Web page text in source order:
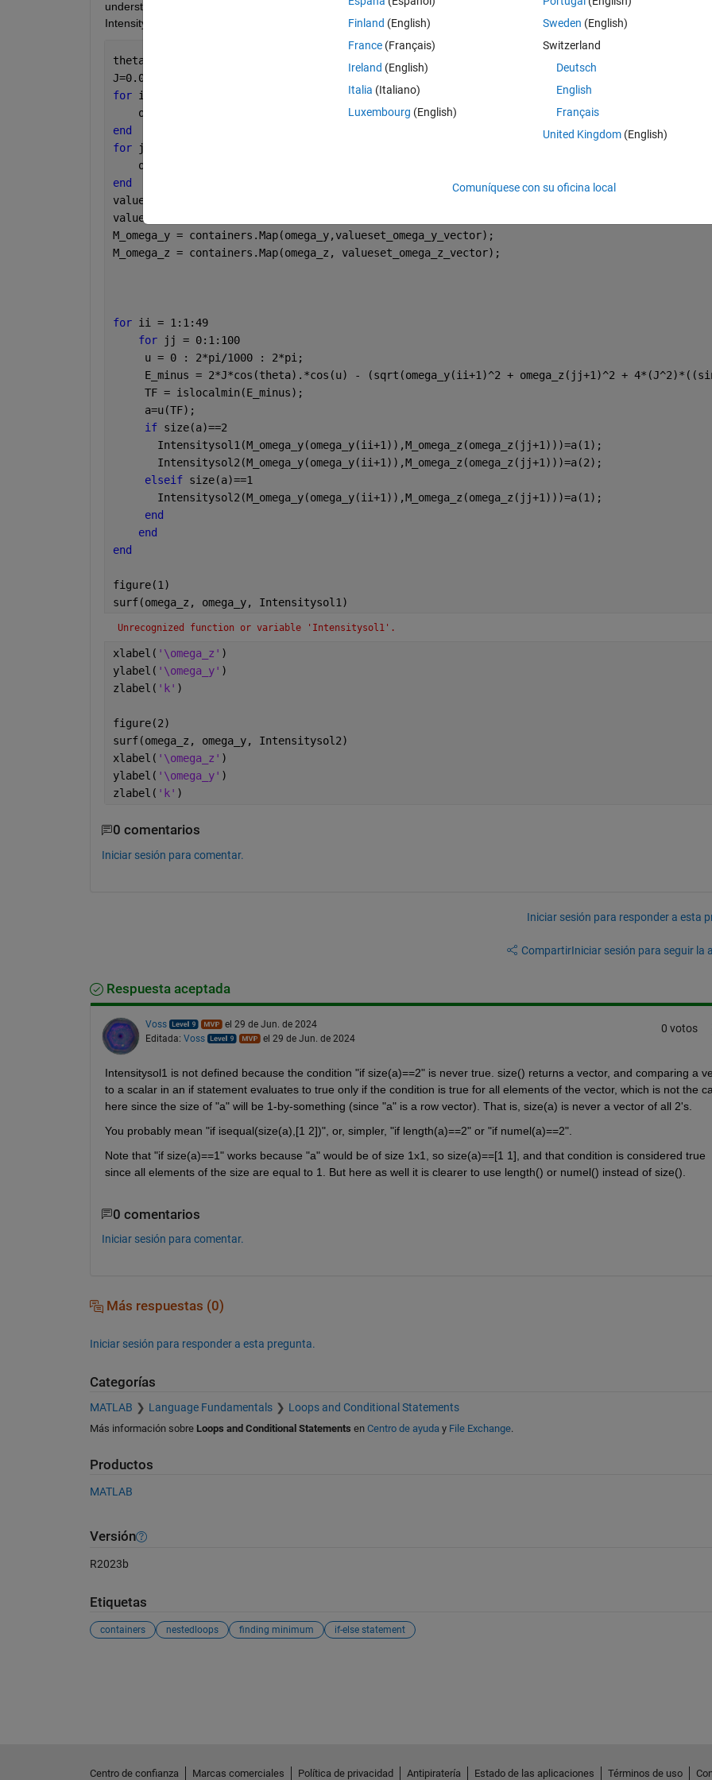
understand why the error Unrecognized function or variable 'Intensitysol1' appears, while there is no problem for
Intensitysol2. How should I fix it?
theta=0.65;
J=0.08;
for ii = 0:1:49;
    omega_y(ii+1) = 0 + (0.15/100)*(ii);
end
for
jj = 0:1:100;
    omega_z(jj+1) = 0 -(0.15/100)*(jj);
end
valueset_omega_y_vector = 1:1:(length(omega_y));
valueset_omega_z_vector= 1:1:(length(omega_z));
M_omega_y = containers.Map(omega_y,valueset_omega_y_vector);
M_omega_z = containers.Map(omega_z, valueset_omega_z_vector);
for ii = 1:1:49
for
jj = 0:1:100
     u = 0 : 2*pi/1000 : 2*pi;
E_minus = 2*J*cos(theta).*cos(u) - (sqrt(omega_y(ii+1)^2 + omega_z(jj+1)^2 +
     TF = islocalmin(E_minus);
     a=u(TF);
if size(a)==2
       Intensitysol1(M_omega_y(omega_y(ii+1)),M_omega_z(omega_z(jj+1)))=a(1);
       Intensitysol2(M_omega_y(omega_y(ii+1)),M_omega_z(omega_z(jj+1)))=a(2);
elseif size(a)==1
       Intensitysol2(M_omega_y(omega_y(ii+1)),M_omega_z(omega_z(jj+1)))=a(1);
end
end
end
figure(1)
surf(omega_z, omega_y, Intensitysol1)
Unrecognized function or variable 'Intensitysol1'.
xlabel( '\omega_z' )
ylabel( '\omega_y' )
zlabel( 'k' )
figure(2)
surf(omega_z, omega_y, Intensitysol2)
xlabel( '\omega_z' )
ylabel( '\omega_y' )
zlabel( 'k' )
0 comentarios
Iniciar sesión para comentar.
Iniciar sesión para responder a esta
CompartirIniciar sesión para seguir la
Respuesta aceptada
Voss
el 29 de Jun. de 2024
Editada: Voss el 29 de Jun. de 2024
0 votos
Intensitysol1 is not defined because the condition "if size(a)==2" is never true. size() returns a vector, and comparing a
to a scalar in an if statement evaluates to true only if the condition is true for all elements of the vector, which is not the
here since the size of "a" will be 1-by-something (since "a" is a row vector). That is, size(a) is never a vector of all 2's.
You probably mean "if isequal(size(a),[1 2])", or, simpler, "if length(a)==2" or "if numel(a)==2".
Note that "if size(a)==1" works because "a" would be of size 1x1, so size(a)==[1 1], and that condition is considered true
since all elements of the size are equal to 1. But here as well it is clearer to use length() or numel() instead of size().
0 comentarios
Iniciar sesión para comentar.
Más respuestas (0)
Iniciar sesión para responder a esta pregunta.
Categorías
MATLAB Language Fundamentals Loops and Conditional Statements
Más información sobre Loops and Conditional Statements en Centro de ayuday File Exchange.
Productos
MATLAB
Versión
R2023b
Etiquetas
containers nestedloops finding minimum if-else statement
Finland (English)
France (Français)
Ireland (English)
Italia (Italiano)
Luxembourg (English)
Sweden (English)
Switzerland
Deutsch
English
Français
United Kingdom(English)
Comuníquese con su oficina local
Centro de confianza Marcas comerciales Política de privacidad Antipiratería Estado de las aplicaciones Términos de uso